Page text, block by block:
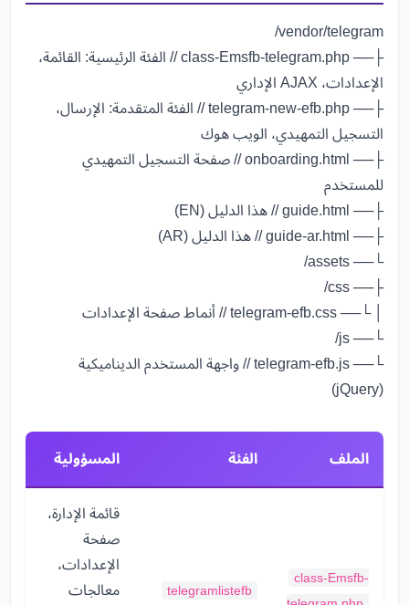
vendor/telegram/
├── class-Emsfb-telegram.php
// الفئة الرئيسية: القائمة،
الإعدادات، AJAX الإداري
├── telegram-new-efb.php
// الفئة المتقدمة: الإرسال،
التسجيل التمهيدي، الويب هوك
├── onboarding.html
// صفحة التسجيل التمهيدي
للمستخدم
├── guide.html
// هذا الدليل (EN)
├── guide-ar.html
// هذا الدليل (AR)
└── assets/
├── css/
│ └── telegram-efb.css
// أنماط صفحة الإعدادات
└── js/
└── telegram-efb.js
// واجهة المستخدم الديناميكية
(jQuery)
الملف الفئة المسؤولية
class-Emsfb-
telegramlistefb
قائمة الإدارة،
صفحة
الإعدادات،
معالجات